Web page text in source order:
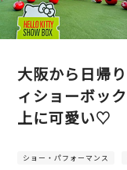
大阪から日帰
ィショーボッ
上に可愛い♡
ショー・パフォーマンス